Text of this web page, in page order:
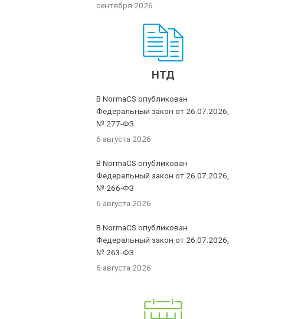
сентября 2026
НТД
В NormaCS опубликован
Федеральный закон от 26.07.2026,
№ 277-ФЗ
6 августа 2026
В NormaCS опубликован
Федеральный закон от 26.07.2026,
№ 266-ФЗ
6 августа 2026
В NormaCS опубликован
Федеральный закон от 26.07.2026,
№ 263-ФЗ
6 августа 2026